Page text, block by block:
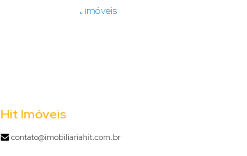
Hit Imóveis
contato@imobiliariahit.com.br